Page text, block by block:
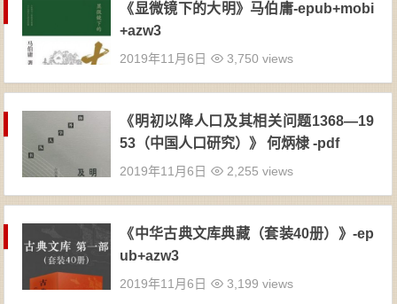
《显微镜下的大明》马伯庸-epub+mobi
+azw3
2019年11月6日 3,750 views
《明初以降人口及其相关问题1368—19
53（中国人口研究）》 何炳棣 -pdf
2019年11月6日 2,255 views
《中华古典文库典藏（套装40册）》-ep
ub+azw3
2019年11月6日 3,199 views